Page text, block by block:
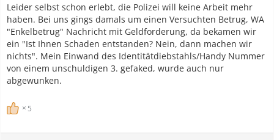
Leider selbst schon erlebt, die Polizei will keine Arbeit mehr
haben. Bei uns gings damals um einen Versuchten Betrug, WA
"Enkelbetrug" Nachricht mit Geldforderung, da bekamen wir
ein "Ist Ihnen Schaden entstanden? Nein, dann machen wir
nichts". Mein Einwand des Identitätdiebstahls/Handy Nummer
von einem unschuldigen 3. gefaked, wurde auch nur
abgewunken.
5